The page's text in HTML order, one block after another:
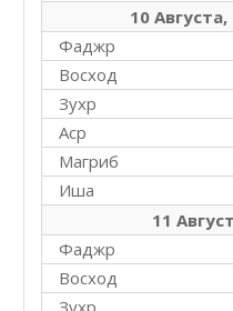
10
Фаджр
Восход
Зухр
Аср
Магриб
Иша
11
Фаджр
Восход